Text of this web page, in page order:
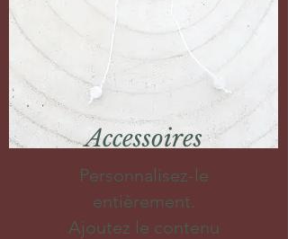
Accessoires
Personnalisez-le
entièrement.
Ajoutez le contenu